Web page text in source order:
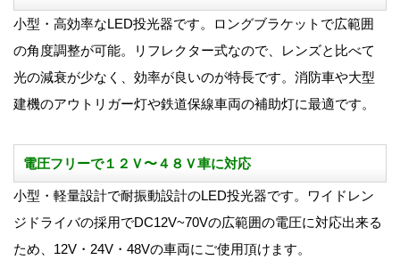
小型・高効率なLED投光器です。ロングブラケットで広範囲
の角度調整が可能。リフレクター式なので、レンズと比べて
光の減衰が少なく、効率が良いのが特長です。消防車や大型
建機のアウトリガー灯や鉄道保線車両の補助灯に最適です。
電圧フリーで１２Ｖ〜４８Ｖ車に対応
小型・軽量設計で耐振動設計のLED投光器です。ワイドレン
ジドライバの採用でDC12V~70Vの広範囲の電圧に対応出来る
ため、12V・24V・48Vの車両にご使用頂けます。